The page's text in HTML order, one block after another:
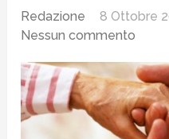
Redazione 8 Ottobre
Nessun commento